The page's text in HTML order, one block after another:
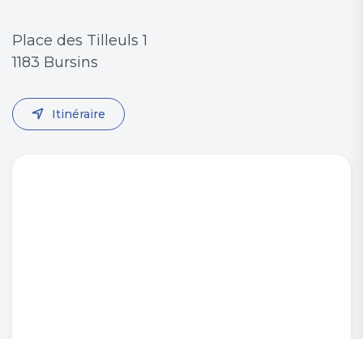
Place des Tilleuls 1
1183 Bursins
Itinéraire